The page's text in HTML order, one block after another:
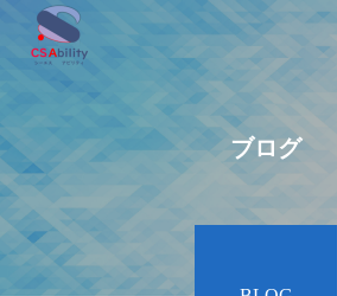
ブログ